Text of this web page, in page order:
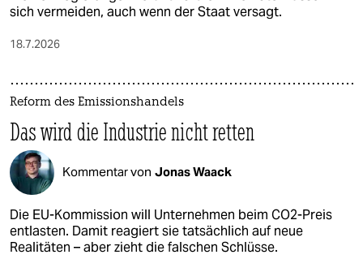
sich vermeiden, auch wenn der Staat versagt.
18.7.2026
Reform des Emissionshandels
Das wird die Industrie nicht retten
Kommentar von Jonas Waack
Die EU-Kommission will Unternehmen beim CO2-Preis
entlasten. Damit reagiert sie tatsächlich auf neue
Realitäten – aber zieht die falschen Schlüsse.